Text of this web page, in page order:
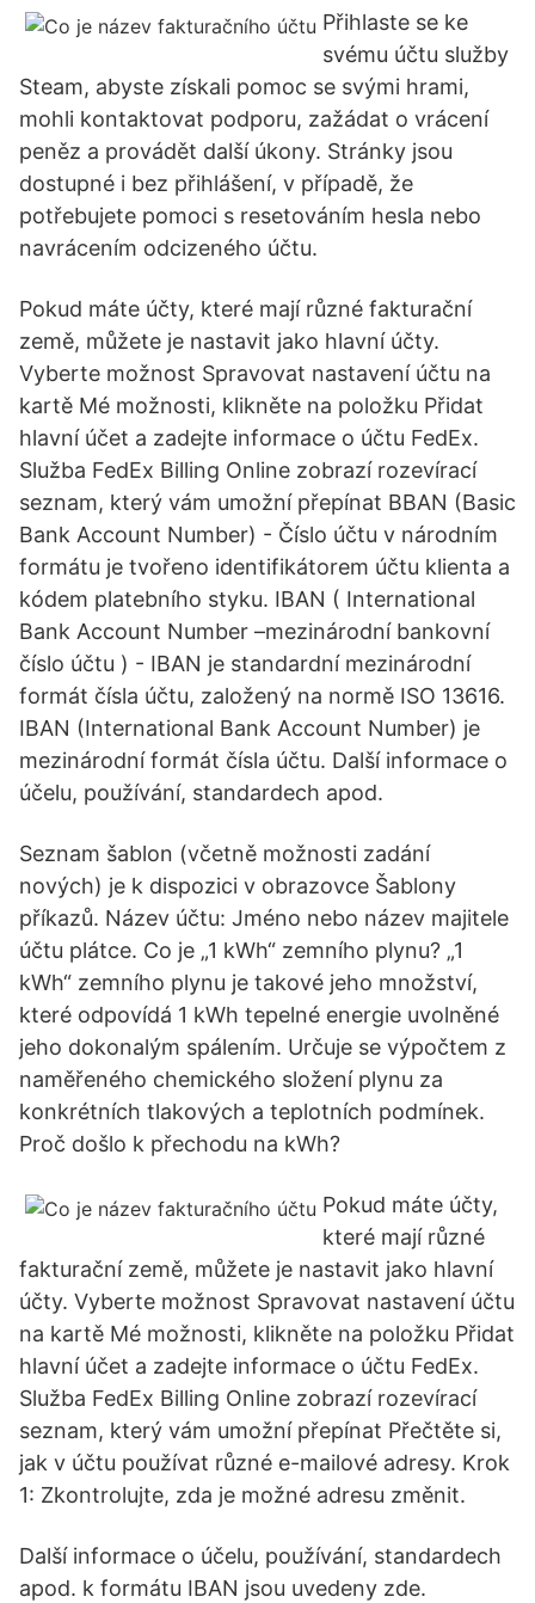
Přihlaste se ke
svému účtu služby
Steam, abyste získali pomoc se svými hrami,
mohli kontaktovat podporu, zažádat o vrácení
peněz a provádět další úkony. Stránky jsou
dostupné i bez přihlášení, v případě, že
potřebujete pomoci s resetováním hesla nebo
navrácením odcizeného účtu.
Pokud máte účty, které mají různé fakturační
země, můžete je nastavit jako hlavní účty.
Vyberte možnost Spravovat nastavení účtu na
kartě Mé možnosti, klikněte na položku Přidat
hlavní účet a zadejte informace o účtu FedEx.
Služba FedEx Billing Online zobrazí rozevírací
seznam, který vám umožní přepínat BBAN (Basic
Bank Account Number) - Číslo účtu v národním
formátu je tvořeno identifikátorem účtu klienta a
kódem platebního styku. IBAN ( International
Bank Account Number –mezinárodní bankovní
číslo účtu ) - IBAN je standardní mezinárodní
formát čísla účtu, založený na normě ISO 13616.
IBAN (International Bank Account Number) je
mezinárodní formát čísla účtu. Další informace o
účelu, používání, standardech apod.
Seznam šablon (včetně možnosti zadání
nových) je k dispozici v obrazovce Šablony
příkazů. Název účtu: Jméno nebo název majitele
účtu plátce. Co je „1 kWh“ zemního plynu? „1
kWh“ zemního plynu je takové jeho množství,
které odpovídá 1 kWh tepelné energie uvolněné
jeho dokonalým spálením. Určuje se výpočtem z
naměřeného chemického složení plynu za
konkrétních tlakových a teplotních podmínek.
Proč došlo k přechodu na kWh?
Pokud máte účty,
které mají různé
fakturační země, můžete je nastavit jako hlavní
účty. Vyberte možnost Spravovat nastavení účtu
na kartě Mé možnosti, klikněte na položku Přidat
hlavní účet a zadejte informace o účtu FedEx.
Služba FedEx Billing Online zobrazí rozevírací
seznam, který vám umožní přepínat Přečtěte si,
jak v účtu používat různé e-mailové adresy. Krok
1: Zkontrolujte, zda je možné adresu změnit.
Další informace o účelu, používání, standardech
apod. k formátu IBAN jsou uvedeny zde.